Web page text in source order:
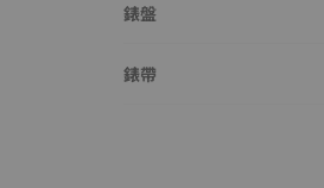
錶盤
錶帶